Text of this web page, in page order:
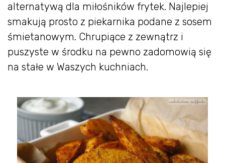
alternatywą dla miłośników frytek. Najlepiej
smakują prosto z piekarnika podane z sosem
śmietanowym. Chrupiące z zewnątrz i
puszyste w środku na pewno zadomowią się
na stałe w Waszych kuchniach.